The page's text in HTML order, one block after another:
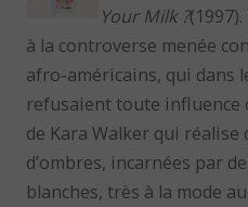
Your Milk ?
à la controverse menée
afro-américains, qui dans
refusaient toute influence
de Kara Walker qui
d’ombres, incarnées par
blanches, très à la mode